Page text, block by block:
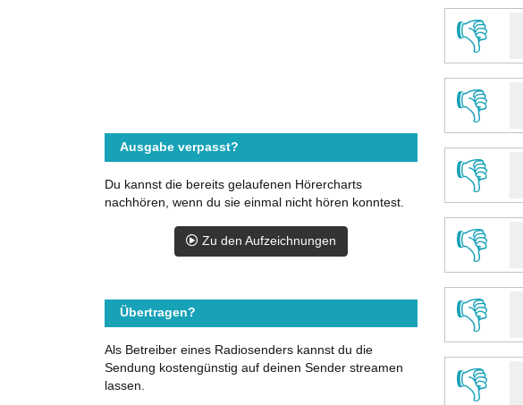
👎
👎
👎
👎
👎
👎
Ausgabe verpasst?
Du kannst die bereits gelaufenen Hörercharts
nachhören, wenn du sie einmal nicht hören konntest.
Zu den Aufzeichnungen
Übertragen?
Als Betreiber eines Radiosenders kannst du die
Sendung kostengünstig auf deinen Sender streamen
lassen.